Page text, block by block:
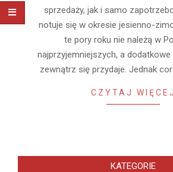
sprzedaży, jak i samo
notuje się w okresie jesienno-
te pory roku nie należą w
najprzyjemniejszych, a
zewnątrz się przydaje. Jednak
CZYTAJ WIĘCEJ
KATEGORIE